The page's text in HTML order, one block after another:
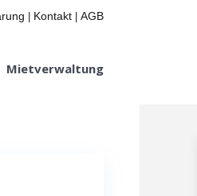
Kontakt AGB
Mietverwaltung